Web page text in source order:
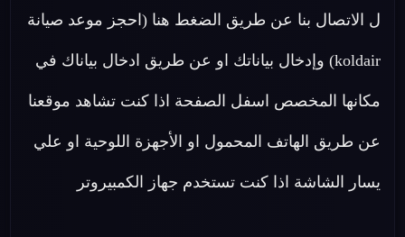
ل الاتصال بنا عن طريق الضغط هنا (احجز موعد صيانة
koldair) وإدخال بياناتك او عن طريق ادخال بياناك في
مكانها المخصص اسفل الصفحة اذا كنت تشاهد موقعنا
عن طريق الهاتف المحمول او الأجهزة اللوحية او علي
يسار الشاشة اذا كنت تستخدم جهاز الكمبيروتر